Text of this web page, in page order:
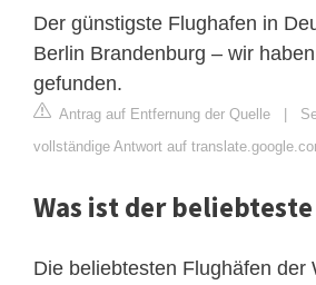
Der günstigste Flughafen in
Berlin Brandenburg – wir
gefunden.
Antrag auf Entfernung der Quelle |
vollständige Antwort auf
Was ist der
Die beliebtesten Flughäfen der